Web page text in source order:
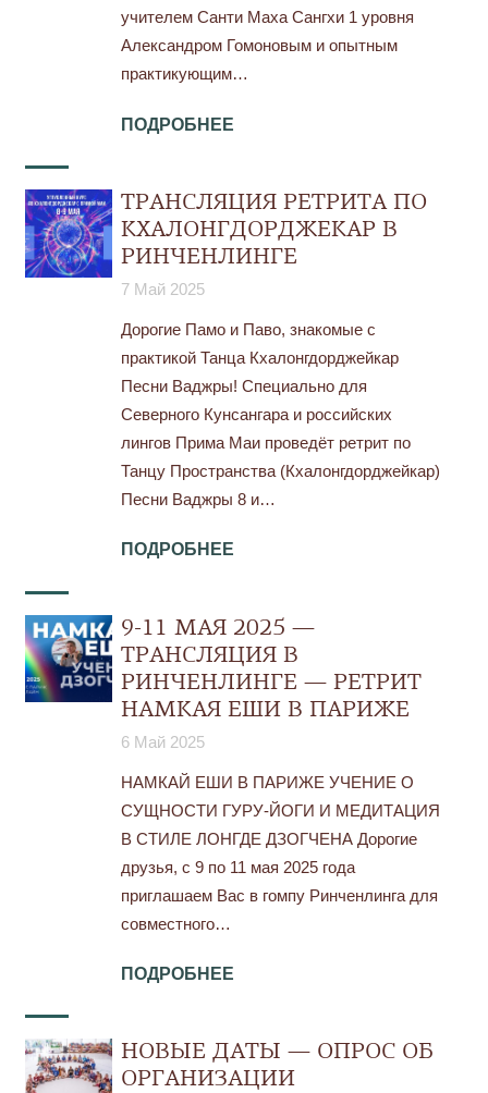
учителем Санти Маха Сангхи 1 уровня
Александром Гомоновым и опытным
практикующим…
ПОДРОБНЕЕ
ТРАНСЛЯЦИЯ РЕТРИТА ПО
КХАЛОНГДОРДЖЕКАР В
РИНЧЕНЛИНГЕ
7 Май 2025
Дорогие Памо и Паво, знакомые с
практикой Танца Кхалонгдорджейкар
Песни Ваджры! Специально для
Северного Кунсангара и российских
лингов Прима Маи проведёт ретрит по
Танцу Пространства (Кхалонгдорджейкар)
Песни Ваджры 8 и…
ПОДРОБНЕЕ
9-11 МАЯ 2025 —
ТРАНСЛЯЦИЯ В
РИНЧЕНЛИНГЕ — РЕТРИТ
НАМКАЯ ЕШИ В ПАРИЖЕ
6 Май 2025
НАМКАЙ ЕШИ В ПАРИЖЕ УЧЕНИЕ О
СУЩНОСТИ ГУРУ-ЙОГИ И МЕДИТАЦИЯ
В СТИЛЕ ЛОНГДЕ ДЗОГЧЕНА Дорогие
друзья, с 9 по 11 мая 2025 года
приглашаем Вас в гомпу Ринченлинга для
совместного…
ПОДРОБНЕЕ
НОВЫЕ ДАТЫ — ОПРОС ОБ
ОРГАНИЗАЦИИ